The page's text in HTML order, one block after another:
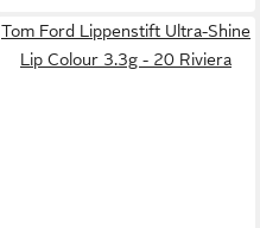
Tom Ford Lippenstift Ultra-Shine
Lip Colour 3.3g - 20 Riviera